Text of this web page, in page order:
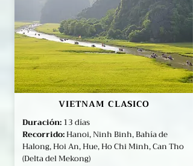
VIETNAM CLASICO
Duración:13 días
Recorrido:Hanoi, Ninh Binh, Bahía de
Halong, Hoi An, Hue, Ho Chi Minh, Can Tho
(Delta del Mekong)